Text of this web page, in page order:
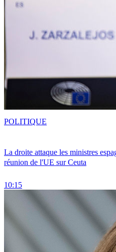
La droite attaque les ministres
réunion de l'UE sur Ceuta
10:15
POLITIQUE